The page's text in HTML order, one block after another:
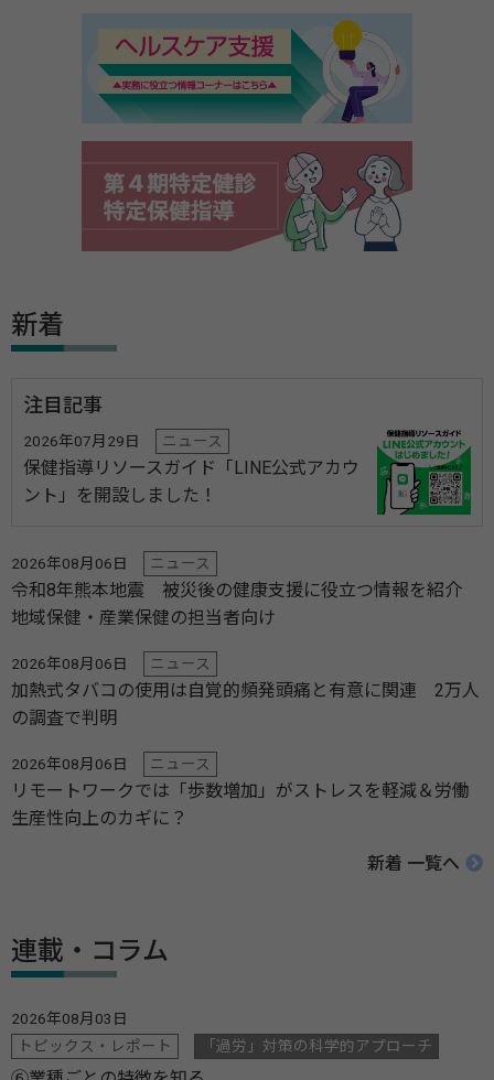
新着
注目記事
2026年07月29日 ニュース
保健指導リソースガイド「LINE公式アカウ
ント」を開設しました！
2026年08月06日 ニュース
令和8年熊本地震 被災後の健康支援に役立つ情報を紹介
地域保健・産業保健の担当者向け
2026年08月06日 ニュース
加熱式タバコの使用は自覚的頻発頭痛と有意に関連 2万人
の調査で判明
2026年08月06日 ニュース
リモートワークでは「歩数増加」がストレスを軽減＆労働
生産性向上のカギに？
新着 一覧へ
連載・コラム
2026年08月03日
トピックス・レポート
「過労」対策の科学的アプローチ